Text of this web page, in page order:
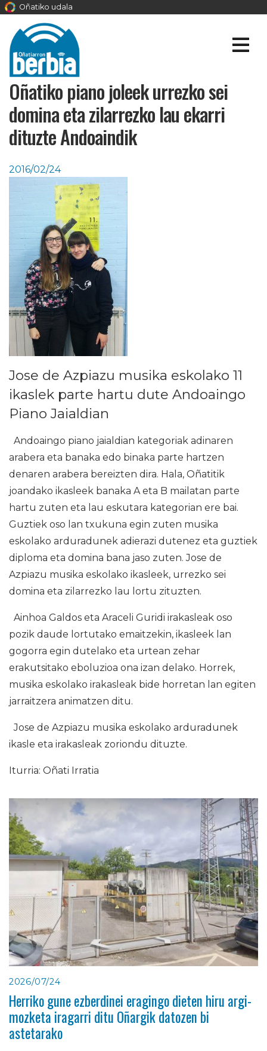
Oñatiko udala
Oñatiko piano joleek urrezko sei
domina eta zilarrezko lau ekarri
dituzte Andoaindik
2016/02/24
Jose de Azpiazu musika eskolako 11
ikaslek parte hartu dute Andoaingo
Piano Jaialdian
Andoaingo piano jaialdian kategoriak adinaren
arabera eta banaka edo binaka parte hartzen
denaren arabera bereizten dira. Hala, Oñatitik
joandako ikasleek banaka A eta B mailatan parte
hartu zuten eta lau eskutara kategorian ere bai.
Guztiek oso lan txukuna egin zuten musika
eskolako arduradunek adierazi dutenez eta guztiek
diploma eta domina bana jaso zuten. Jose de
Azpiazu musika eskolako ikasleek, urrezko sei
domina eta zilarrezko lau lortu zituzten.
Ainhoa Galdos eta Araceli Guridi irakasleak oso
pozik daude lortutako emaitzekin, ikasleek lan
gogorra egin dutelako eta urtean zehar
erakutsitako eboluzioa ona izan delako. Horrek,
musika eskolako irakasleak bide horretan lan egiten
jarraitzera animatzen ditu.
Jose de Azpiazu musika eskolako arduradunek
ikasle eta irakasleak zoriondu dituzte.
Iturria: Oñati Irratia
2026/07/24
Herriko gune ezberdinei eragingo dieten hiru argi-
mozketa iragarri ditu Oñargik datozen bi
astetarako